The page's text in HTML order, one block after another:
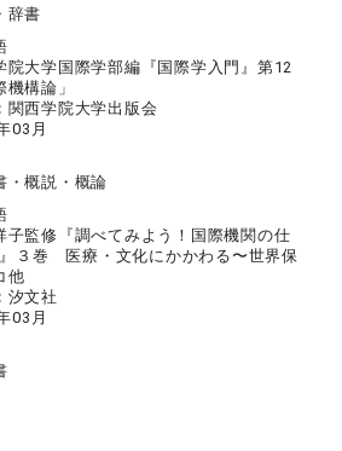
辞書
院大学国際学部編『国際学入門』第12
構論」
関西学院大学出版会
03月
・概説・概論
子監修『調べてみよう！国際機関の仕
３巻 医療・文化にかかわる〜世界保
他
汐文社
03月